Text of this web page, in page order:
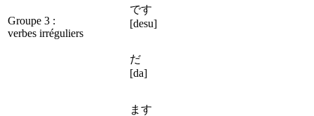
Groupe 3 :
verbes irréguliers
です
[desu]
だ
[da]
ます